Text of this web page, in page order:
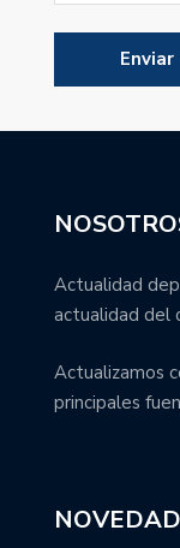
Actualidad
actualidad del
Actualizamos
principales